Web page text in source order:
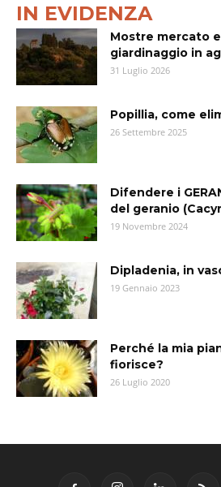
IN EVIDENZA
Mostre mercato
giardinaggio in
31 Luglio 2026
Popillia, come
26 Settembre 2025
Difendere i
del geranio
19 Novembre 2024
Dipladenia, in
19 Gennaio 2023
Perché la mia
fiorisce?
26 Luglio 2020